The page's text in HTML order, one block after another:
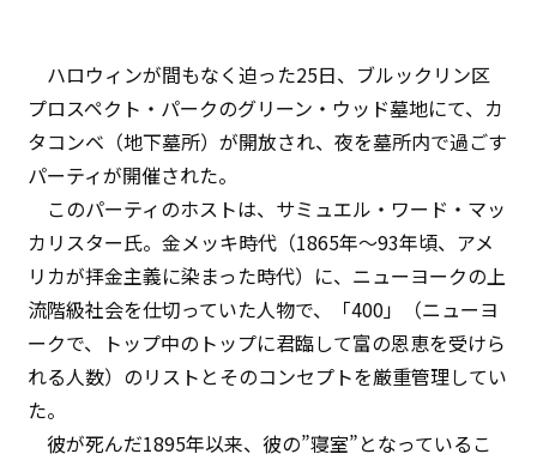
ハロウィンが間もなく迫った25日、ブルックリン区
プロスペクト・パークのグリーン・ウッド墓地にて、カ
タコンベ（地下墓所）が開放され、夜を墓所内で過ごす
パーティが開催された。
このパーティのホストは、サミュエル・ワード・マッ
カリスター氏。金メッキ時代（1865年〜93年頃、アメ
リカが拝金主義に染まった時代）に、ニューヨークの上
流階級社会を仕切っていた人物で、「400」（ニューヨ
ークで、トップ中のトップに君臨して富の恩恵を受けら
れる人数）のリストとそのコンセプトを厳重管理してい
た。
彼が死んだ1895年以来、彼の”寝室”となっているこ